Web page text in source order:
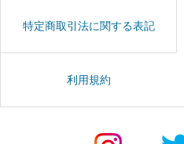
特定商取引法に関する表記
利用規約